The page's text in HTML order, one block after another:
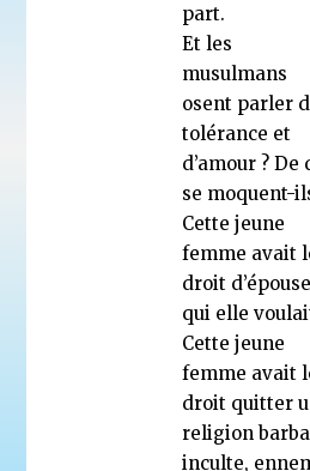
part.
Et les
musulmans
osent parler
tolérance et
d’amour ? De
se moquent-
Cette jeune
femme avait
droit
qui elle
Cette jeune
femme avait
droit quitter
religion
inculte,